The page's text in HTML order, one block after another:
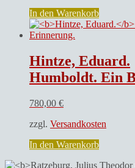
In den Warenkorb
Hintze, Eduard.
Humboldt. Ein
780,00 €
zzgl. Versandkosten
In den Warenkorb